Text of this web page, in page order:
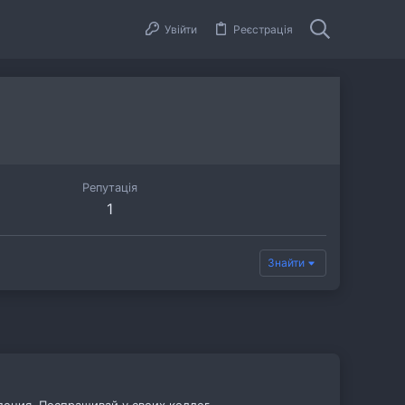
Увійти Реєстрація
Репутація
1
Знайти